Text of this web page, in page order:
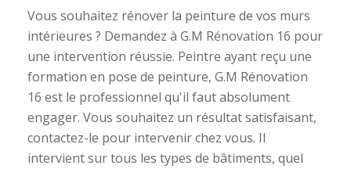
Vous souhaitez rénover la peinture de vos murs
intérieures ? Demandez à G.M Rénovation 16 pour
une intervention réussie. Peintre ayant reçu une
formation en pose de peinture, G.M Rénovation
16 est le professionnel qu'il faut absolument
engager. Vous souhaitez un résultat satisfaisant,
contactez-le pour intervenir chez vous. Il
intervient sur tous les types de bâtiments, quel